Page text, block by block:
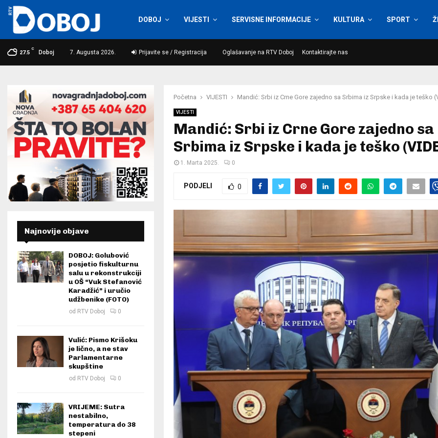
DOBOJ VIJESTI SERVISNE INFORMACIJE KULTURA SPORT
27.5
C
Doboj 7. Augusta 2026. Prijavite se / Registracija Oglašavanje na RTV Doboj Kontaktirajte nas
Početna VIJESTI Mandić: Srbi iz Crne Gore zajedno sa Srbima iz Srpske i kada je teško
VIJESTI
Mandić: Srbi iz Crne Gore zajedno sa
Srbima iz Srpske i kada je teško
1. Marta 2025. 0
PODJELI 0
Najnovije objave
DOBOJ: Golubović
posjetio fiskulturnu
salu u rekonstrukciji
u OŠ “Vuk Stefanović
Karadžić” i uručio
udžbenike (FOTO)
od RTV Doboj 0
Vulić: Pismo Krišoku
je lično, a ne stav
Parlamentarne
skupštine
od RTV Doboj 0
VRIJEME: Sutra
nestabilno,
temperatura do 38
stepeni